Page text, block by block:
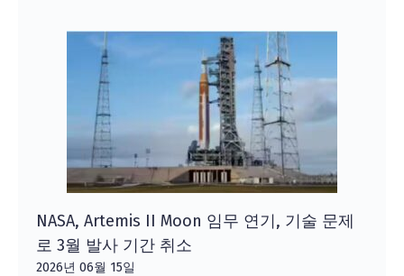
NASA, Artemis II Moon 임무 연기, 기술 문제
로 3월 발사 기간 취소
2026년 06월 15일